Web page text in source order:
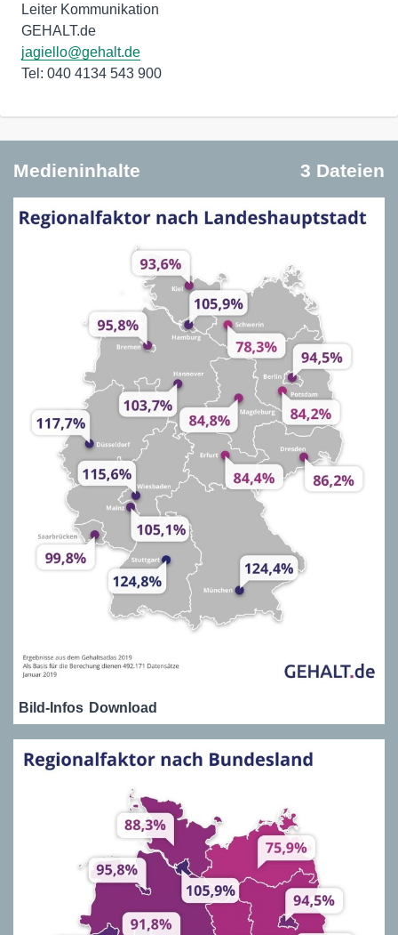
Leiter Kommunikation
jagiello@gehalt.de
Tel: 040 4134 543 900
Medieninhalte 3 Dateien
Bild-Infos Download